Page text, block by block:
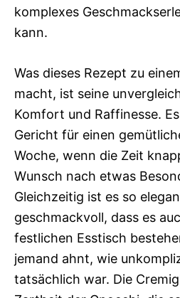
komplexes
kann.
Was dieses Rezept zu
macht, ist seine
Komfort und Raffinesse.
Gericht für einen
Woche, wenn die Zeit
Wunsch nach etwas
Gleichzeitig ist es so
geschmackvoll, dass es
festlichen Esstisch
jemand ahnt, wie
tatsächlich war. Die